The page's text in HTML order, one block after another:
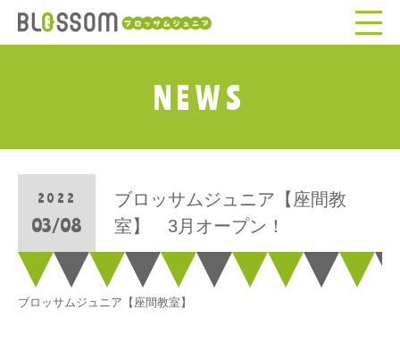
NEWS
2022
03/08
ブロッサムジュニア【座間教
室】 3月オープン！
ブロッサムジュニア【座間教室】